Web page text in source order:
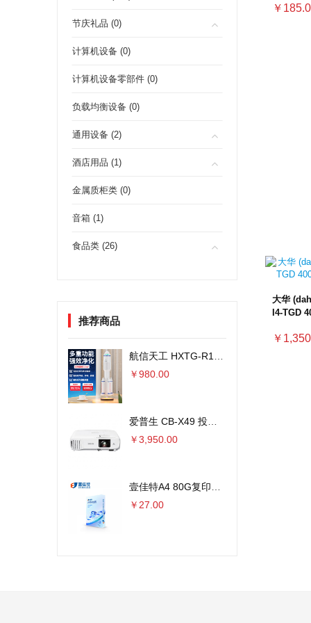
节庆礼品 (0)
计算机设备 (0)
计算机设备零部件 (0)
负载均衡设备 (0)
通用设备 (2)
酒店用品 (1)
金属质柜类 (0)
音箱 (1)
食品类 (26)
推荐商品
￥980.00
￥3,950.00
￥27.00
￥
大华
I4-TGD
￥